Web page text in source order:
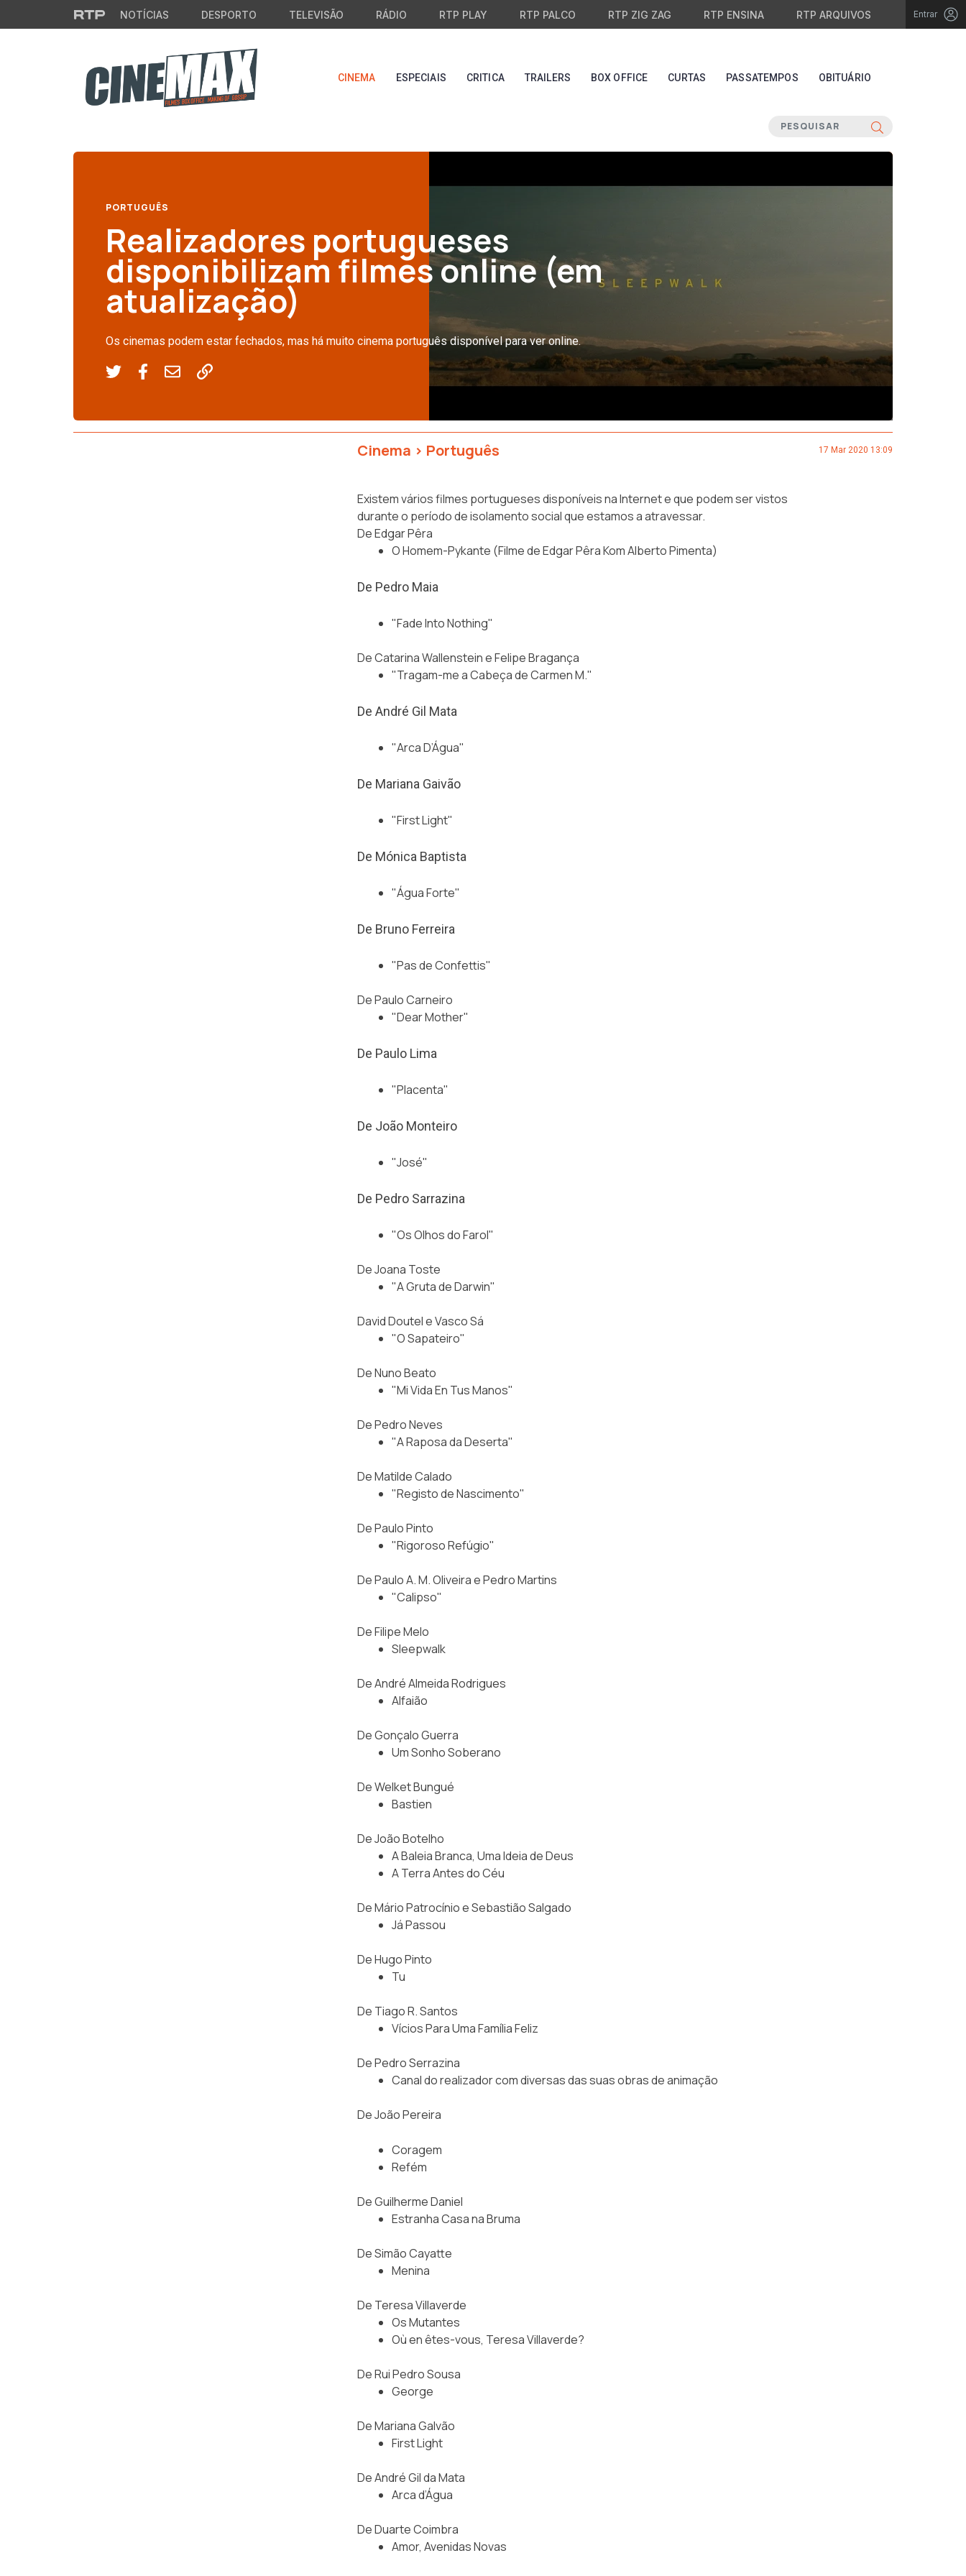
Saltar para o conteúdo principal
NOTÍCIAS DESPORTO TELEVISÃO RÁDIO RTP PLAY RTP PALCO RTP ZIG ZAG RTP ENSINA RTP ARQUIVOS Entrar
CINEMA ESPECIAIS CRITICA TRAILERS BOX OFFICE CURTAS PASSATEMPOS OBITUÁRIO
PORTUGUÊS
Realizadores portugueses
disponibilizam filmes online (em
atualização)
Os cinemas podem estar fechados, mas há muito cinema português disponível para ver online.
Cinema > Português 17 Mar 2020 13:09
Existem vários filmes portugueses disponíveis na Internet e que podem ser vistos
durante o período de isolamento social que estamos a atravessar.
De Edgar Pêra
O Homem-Pykante (Filme de Edgar Pêra Kom Alberto Pimenta)
De Pedro Maia
"Fade Into Nothing"
De Catarina Wallenstein e Felipe Bragança
"Tragam-me a Cabeça de Carmen M."
De André Gil Mata
"Arca D’Água"
De Mariana Gaivão
"First Light"
De Mónica Baptista
"Água Forte"
De Bruno Ferreira
"Pas de Confettis"
De Paulo Carneiro
"Dear Mother"
De Paulo Lima
"Placenta"
De João Monteiro
"José"
De Pedro Sarrazina
"Os Olhos do Farol"
De Joana Toste
"A Gruta de Darwin"
David Doutel e Vasco Sá
"O Sapateiro"
De Nuno Beato
"Mi Vida En Tus Manos"
De Pedro Neves
"A Raposa da Deserta"
De Matilde Calado
"Registo de Nascimento"
De Paulo Pinto
"Rigoroso Refúgio"
De Paulo A. M. Oliveira e Pedro Martins
"Calipso"
De Filipe Melo
Sleepwalk
De André Almeida Rodrigues
Alfaião
De Gonçalo Guerra
Um Sonho Soberano
De Welket Bungué
Bastien
De João Botelho
A Baleia Branca, Uma Ideia de Deus
A Terra Antes do Céu
De Mário Patrocínio e Sebastião Salgado
Já Passou
De Hugo Pinto
Tu
De Tiago R. Santos
Vícios Para Uma Família Feliz
De Pedro Serrazina
Canal do realizador com diversas das suas obras de animação
De João Pereira
Coragem
Refém
De Guilherme Daniel
Estranha Casa na Bruma
De Simão Cayatte
Menina
De Teresa Villaverde
Os Mutantes
Où en êtes-vous, Teresa Villaverde?
De Rui Pedro Sousa
George
De Mariana Galvão
First Light
De André Gil da Mata
Arca d’Água
De Duarte Coimbra
Amor, Avenidas Novas